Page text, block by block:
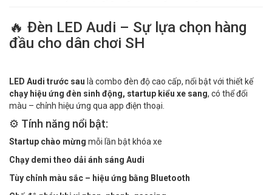
🔥 Đèn LED Audi – Sự lựa chọn hàng
đầu cho dân chơi SH
LED Audi trước sau là combo đèn độ cao cấp, nổi bật với thiết kế
chạy hiệu ứng đèn sinh động, startup kiểu xe sang, có thể đổi
màu – chỉnh hiệu ứng qua app điện thoại.
⚙️ Tính năng nổi bật:
Startup chào mừng mỗi lần bật khóa xe
Chạy demi theo dải ánh sáng Audi
Tùy chỉnh màu sắc – hiệu ứng bằng Bluetooth